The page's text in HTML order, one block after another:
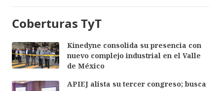
Coberturas TyT
Kinedyne consolida su presencia con
nuevo complejo industrial en el Valle
de México
APIEJ alista su tercer congreso; busca